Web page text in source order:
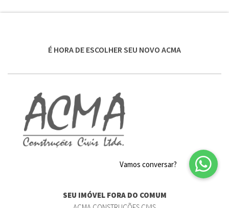
É HORA DE ESCOLHER SEU NOVO ACMA
SEU IMÓVEL FORA DO COMUM